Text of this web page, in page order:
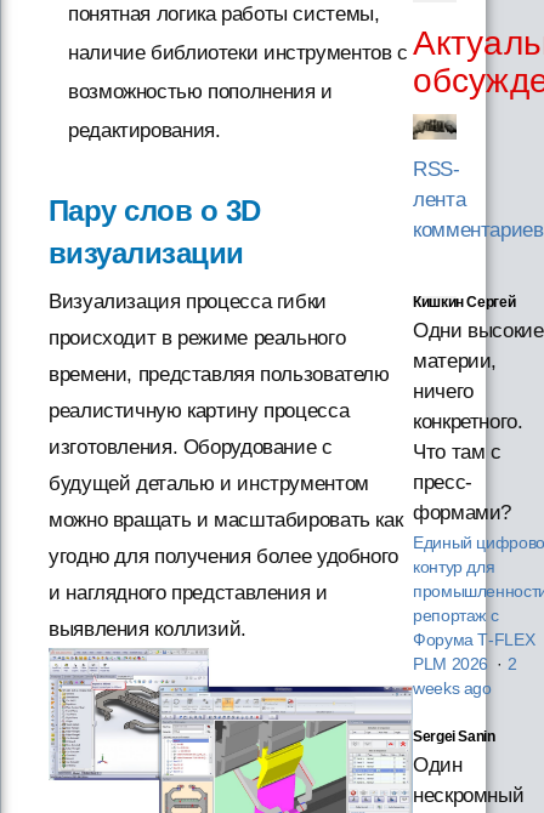
понятная логика работы системы,
наличие библиотеки инструментов с
возможностью пополнения и
редактирования.
Пару слов о 3D
визуализации
Визуализация процесса гибки
происходит в режиме реального
времени, представляя пользователю
реалистичную картину процесса
изготовления. Оборудование с
будущей деталью и инструментом
можно вращать и масштабировать как
угодно для получения более удобного
и наглядного представления и
выявления коллизий.
RSS-
лента
комментариев
Кишкин Сергей
Одни высокие
материи,
ничего
конкретного.
Что там с
пресс-
формами?
Единый
контур для
репортаж с
Форума T‑FLEX
PLM 2026 · 2
weeks ago
Sergei Sanin
Один
нескромный